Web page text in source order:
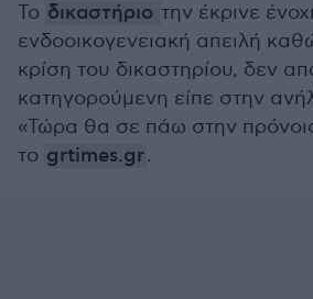
Το δικαστήριο την έκρινε
ενδοοικογενειακή απειλή
κρίση του δικαστηρίου, δεν
κατηγορούμενη είπε στην
«Τώρα θα σε πάω στην
το grtimes.gr.